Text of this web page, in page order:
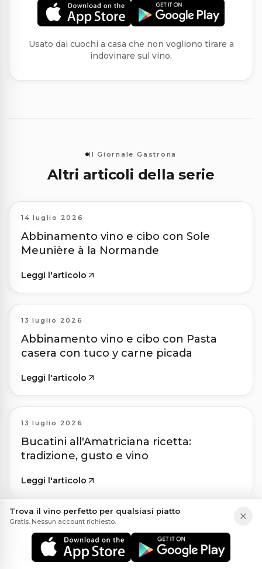
Usato dai cuochi a casa che non vogliono tirare a
indovinare sul vino.
Il Giornale Gastrona
Altri articoli della serie
14 luglio 2026
Abbinamento vino e cibo con Sole
Meunière à la Normande
Leggi l'articolo
13 luglio 2026
Abbinamento vino e cibo con Pasta
casera con tuco y carne picada
Leggi l'articolo
13 luglio 2026
Bucatini all'Amatriciana ricetta:
tradizione, gusto e vino
Leggi l'articolo
13 luglio 2026
Antipasti Misti: ricetta e abbinamento
vino perfetto
Trova il vino perfetto per qualsiasi piatto
Gratis. Nessun account richiesto.